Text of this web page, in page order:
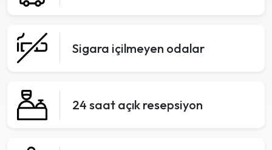
Sigara içilmeyen odalar
24 saat açık resepsiyon